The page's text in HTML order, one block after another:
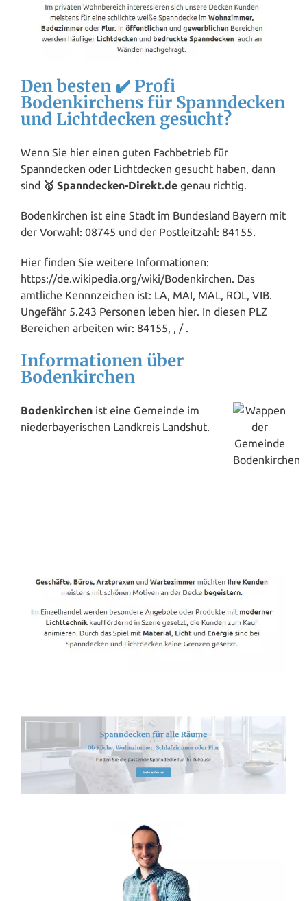
Den besten ✔️ Profi
Bodenkirchens für Spanndecken
und Lichtdecken gesucht?
Wenn Sie hier einen guten Fachbetrieb für
Spanndecken oder Lichtdecken gesucht haben, dann
sind 🥇 Spanndecken-Direkt.de genau richtig.
Bodenkirchen ist eine Stadt im Bundesland Bayern mit
der Vorwahl: 08745 und der Postleitzahl: 84155.
Hier finden Sie weitere Informationen:
https://de.wikipedia.org/wiki/Bodenkirchen. Das
amtliche Kennnzeichen ist: LA, MAI, MAL, ROL, VIB.
Ungefähr 5.243 Personen leben hier. In diesen PLZ
Bereichen arbeiten wir: 84155, , / .
Informationen über
Bodenkirchen
Bodenkirchen ist eine Gemeinde im
niederbayerischen Landkreis Landshut.